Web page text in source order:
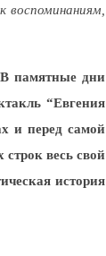
памятные дни
“Евгения
и перед самой
весь свой
история